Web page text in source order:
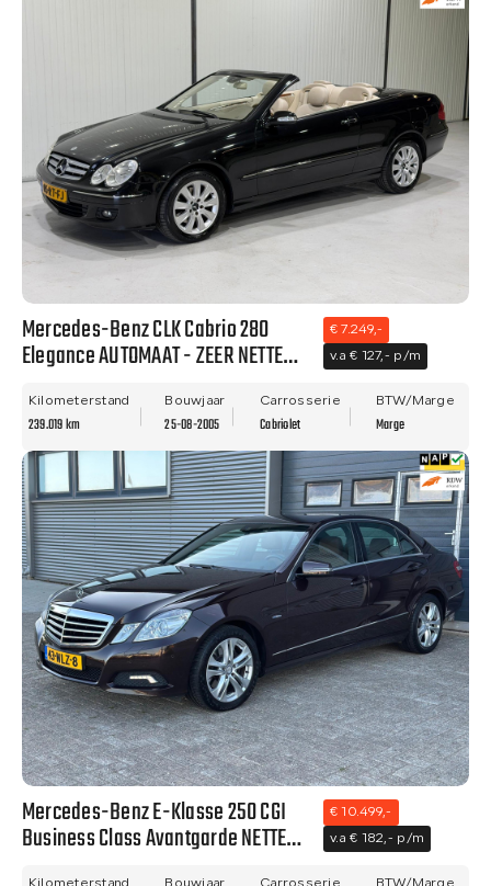
Mercedes-Benz CLK Cabrio 280
Elegance AUTOMAAT - ZEER NETTE
€ 7.249,-
v.a € 127,- p/m
Kilometerstand
239.019 km
Bouwjaar
25-08-2005
Carrosserie
Cabriolet
BTW/Marge
Marge
Mercedes-Benz E-Klasse 250 CGI
Business Class Avantgarde NETTE
€ 10.499,-
v.a € 182,- p/m